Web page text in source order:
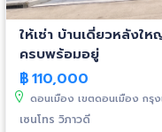
ให้เช่า บ้านเดี่ยวหลัง
ครบพร้อมอยู่
฿110,000
ดอนเมือง เขตดอนเมือง กรุง
เซนโทร วิภาวดี